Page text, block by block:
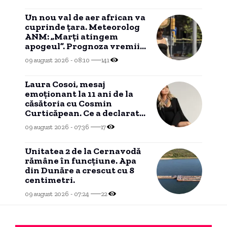
Un nou val de aer african va
cuprinde țara. Meteorolog
ANM: „Marți atingem
apogeul”. Prognoza vremii
pentru următoarele zile
09 august 2026 - 08:10 141
Laura Cosoi, mesaj
emoționant la 11 ani de la
căsătoria cu Cosmin
Curticăpean. Ce a declarat
despre tatăl celor cinci
fetițe
09 august 2026 - 07:36 17
Unitatea 2 de la Cernavodă
rămâne în funcțiune. Apa
din Dunăre a crescut cu 8
centimetri.
09 august 2026 - 07:24 22